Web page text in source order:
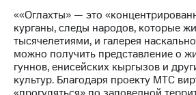
««Оглахты» — это
курганы, следы народов, которые
тысячелетиями, и галерея
можно получить представление о
гуннов, енисейских кыргызов и
культур. Благодаря проекту МТС